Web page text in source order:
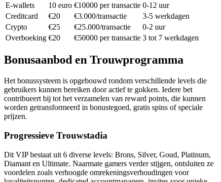
E-wallets
10 euro €10000 per transactie 0-12 uur
Creditcard
€20 €3.000/transactie
3-5 werkdagen
Crypto
€25 €25.000/transactie
0-2 uur
Overboeking €20 €50000 per transactie 3 tot 7 werkdagen
Bonusaanbod en Trouwprogramma
Het bonussysteem is opgebouwd rondom verschillende levels die
gebruikers kunnen bereiken door actief te gokken. Iedere bet
contribueert bij tot het verzamelen van reward points, die kunnen
worden getransformeerd in bonustegoed, gratis spins of speciale
prijzen.
Progressieve Trouwstadia
Dit VIP bestaat uit 6 diverse levels: Brons, Silver, Goud, Platinum,
Diamant en Ultimate. Naarmate gamers verder stijgen, ontsluiten ze
voordelen zoals verhoogde omrekeningsverhoudingen voor